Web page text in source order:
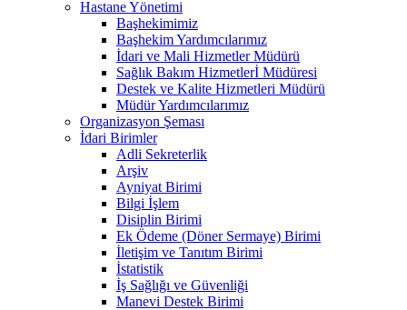
Hastane Yönetimi
Başhekimimiz
Başhekim Yardımcılarımız
İdari ve Mali Hizmetler Müdürü
Sağlık Bakım Hizmetlerİ Müdüresi
Destek ve Kalite Hizmetleri Müdürü
Müdür Yardımcılarımız
Organizasyon Şeması
İdari Birimler
Adli Sekreterlik
Arşiv
Ayniyat Birimi
Bilgi İşlem
Disiplin Birimi
Ek Ödeme (Döner Sermaye) Birimi
İletişim ve Tanıtım Birimi
İstatistik
İş Sağlığı ve Güvenliği
Manevi Destek Birimi